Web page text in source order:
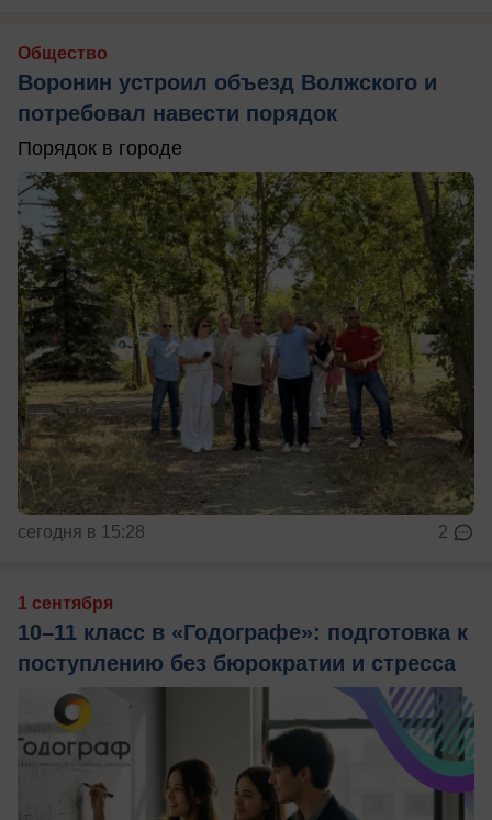
Общество
Воронин устроил объезд Волжского и
потребовал навести порядок
Порядок в городе
сегодня в 15:28 2
1 сентября
10–11 класс в «Годографе»: подготовка к
поступлению без бюрократии и стресса